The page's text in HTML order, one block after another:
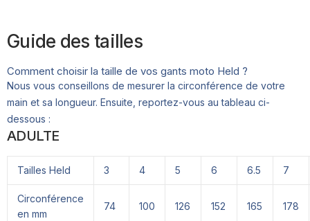
Guide des tailles
Comment choisir la taille de vos gants moto Held ?
Nous vous conseillons de mesurer la circonférence de votre
main et sa longueur. Ensuite, reportez-vous au tableau ci-
dessous :
ADULTE
Tailles Held 3 4 5 6 6.5 7
Circonférence
en mm
74 100 126 152 165 178